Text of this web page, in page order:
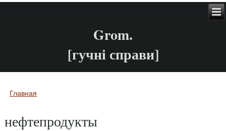
Grom.
[гучні справи]
Вы здесь
Главная
нефтепродукты